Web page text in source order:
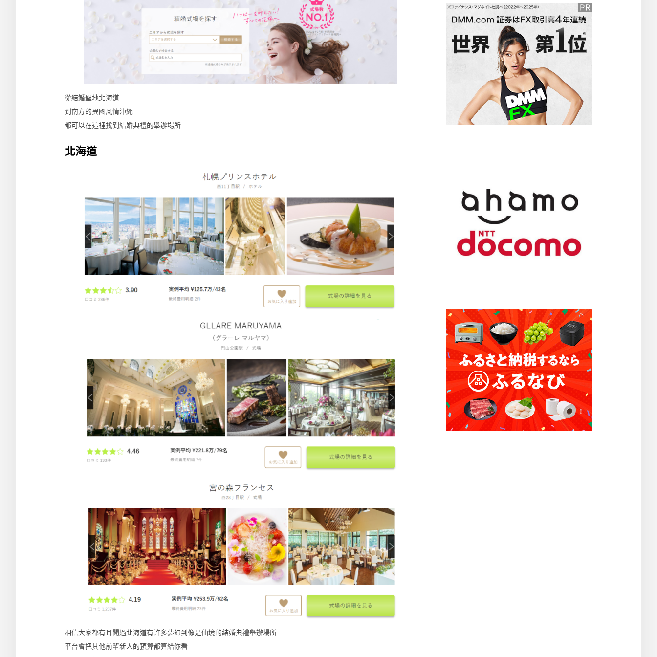
從結婚聖地北海道
到南方的異國風情沖繩
都可以在這裡找到結婚典禮的舉辦場所
北海道
相信大家都有耳聞過北海道有許多夢幻到像是仙境的結婚典禮舉辦場所
平台會把其他前輩新人的預算都算給你看